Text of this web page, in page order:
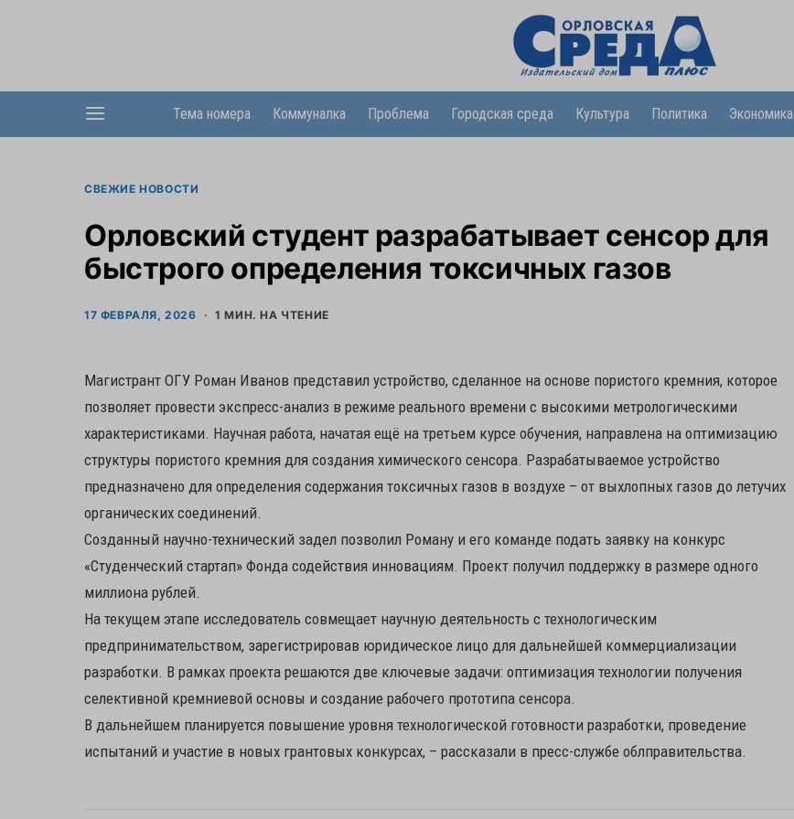
Тема номера Коммуналка Проблема Городская среда Культура Политика Экономика
СВЕЖИЕ НОВОСТИ
Орловский студент разрабатывает сенсор для
быстрого определения токсичных газов
17 ФЕВРАЛЯ, 2026 1 МИН. НА ЧТЕНИЕ
Магистрант ОГУ Роман Иванов представил устройство, сделанное на основе пористого кремния, которое
позволяет провести экспресс-анализ в режиме реального времени с высокими метрологическими
характеристиками. Научная работа, начатая ещё на третьем курсе обучения, направлена на оптимизацию
структуры пористого кремния для создания химического сенсора. Разрабатываемое устройство
предназначено для определения содержания токсичных газов в воздухе – от выхлопных газов до летучих
органических соединений.
Созданный научно-технический задел позволил Роману и его команде подать заявку на конкурс
«Студенческий стартап» Фонда содействия инновациям. Проект получил поддержку в размере одного
миллиона рублей.
На текущем этапе исследователь совмещает научную деятельность с технологическим
предпринимательством, зарегистрировав юридическое лицо для дальнейшей коммерциализации
разработки. В рамках проекта решаются две ключевые задачи: оптимизация технологии получения
селективной кремниевой основы и создание рабочего прототипа сенсора.
В дальнейшем планируется повышение уровня технологической готовности разработки, проведение
испытаний и участие в новых грантовых конкурсах, – рассказали в пресс-службе облправительства.